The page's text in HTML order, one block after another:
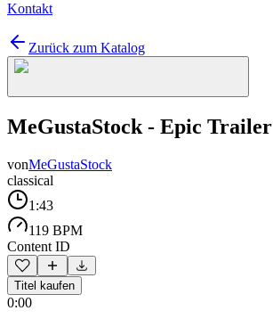
Kontakt
Zurück zum Katalog
MeGustaStock - Epic Trailer
vonMeGustaStock
classical
1:43
119 BPM
Content ID
Titel kaufen
0:00